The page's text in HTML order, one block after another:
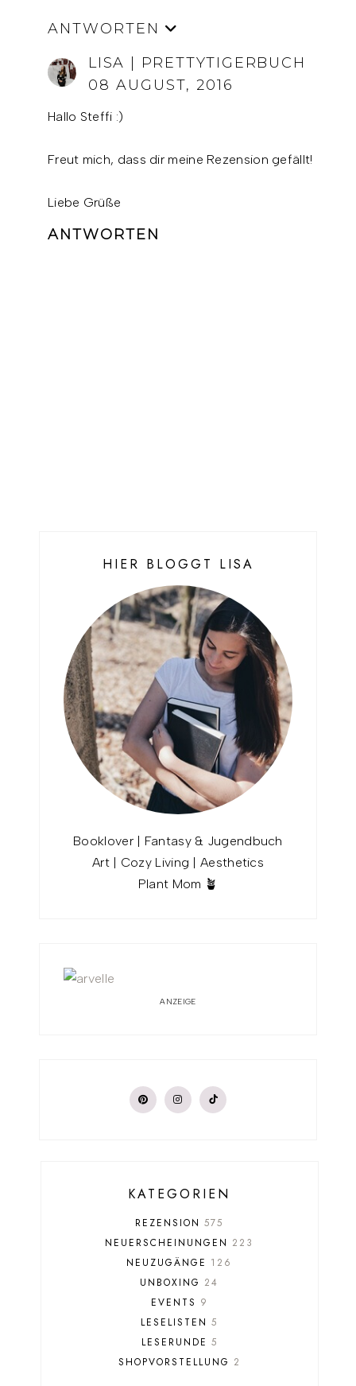
ANTWORTEN
LISA | PRETTYTIGERBUCH
08 AUGUST, 2016
Hallo Steffi :)
Freut mich, dass dir meine Rezension gefällt!
Liebe Grüße
ANTWORTEN
HIER BLOGGT LISA
Booklover | Fantasy & Jugendbuch
Art | Cozy Living | Aesthetics
Plant Mom 🪴
ANZEIGE
KATEGORIEN
REZENSION 575
NEUERSCHEINUNGEN 223
NEUZUGÄNGE 126
UNBOXING 24
EVENTS 9
LESELISTEN 5
LESERUNDE 5
SHOPVORSTELLUNG 2